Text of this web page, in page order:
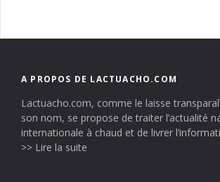
A PROPOS DE LACTUACHO.COM
Lactuacho.com, comme le laisse
son nom, se propose de traiter l’actualité
internationale à chaud et de livrer
>> Lire la suite